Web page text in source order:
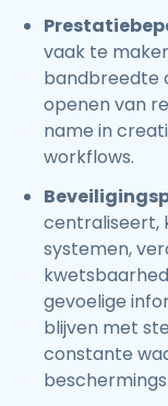
vaak te
bandbreedte
openen van
name in
workflows.
centraliseert,
systemen,
gevoelige
blijven met
constante